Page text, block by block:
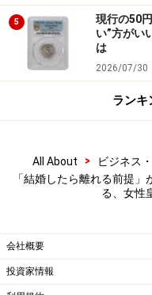
政的に維持するのは困
この結果、内廷の皇
（秩父宮・高松宮・三
11宮家の51人（男性
般民間人となりました
皇室と国民を結
象徴天皇制は国民の
おうという流れが強
割の人が女性天皇を容
がこだわる「男系男子
5
現行の50
い”方がい
は
2026/07/30
ランキ
All About > ビジネス
「結婚したら離れる前提
る、女性
会社概要
投資家情報